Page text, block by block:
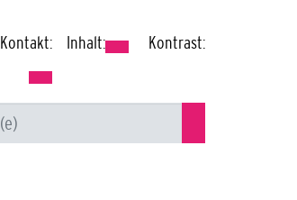
Kontakt: Inhalt: Kontrast: